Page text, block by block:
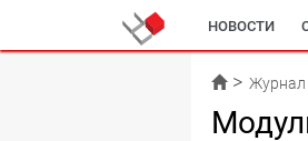
НОВОСТИ
Журнал